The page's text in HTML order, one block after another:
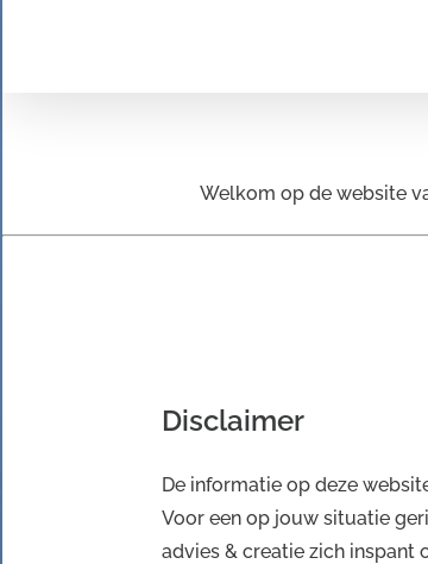
Welkom op de website
Disclaimer
De informatie op deze
Voor een op jouw situatie
advies & creatie zich inspant